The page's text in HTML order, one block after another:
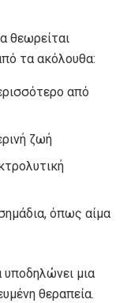
θεωρείται
τα ακόλουθα:
από
ζωή
όπως αίμα
υποδηλώνει μια
θεραπεία.